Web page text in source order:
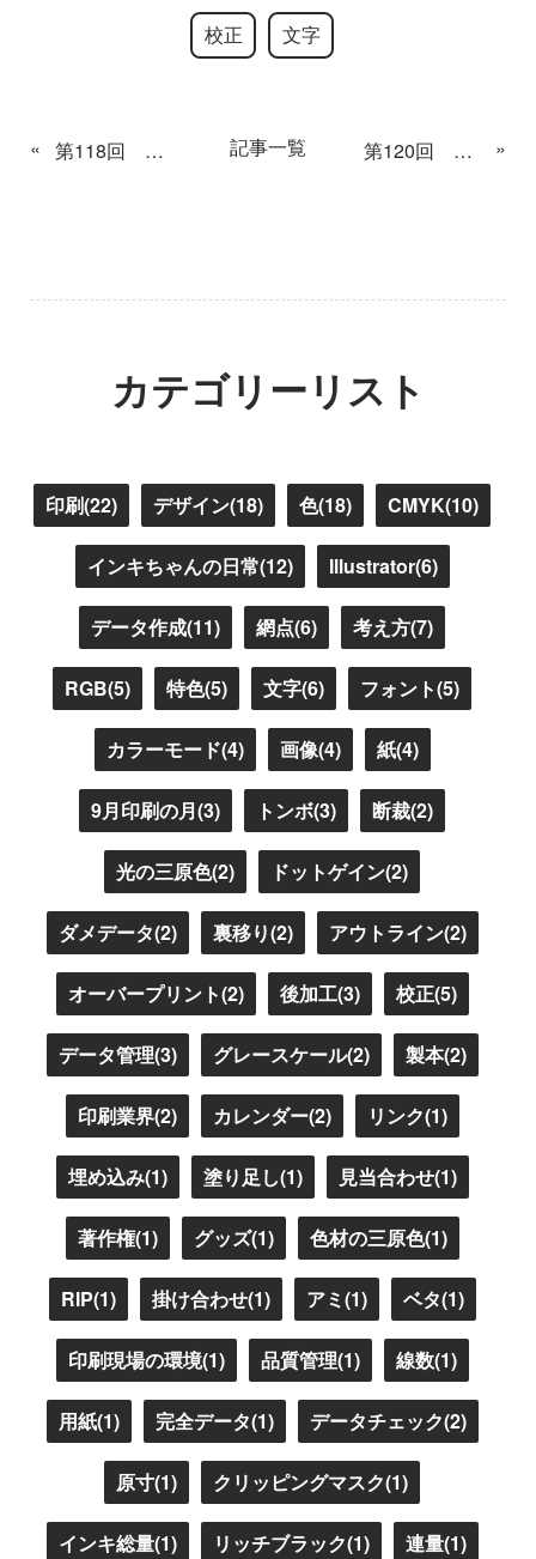
校正 文字
« 第118回 名探偵Kリターンズ 記事一覧 第120回 犯人はYくん?! »
カテゴリーリスト
印刷(22) デザイン(18) 色(18) CMYK(10)
インキちゃんの日常(12) Illustrator(6)
データ作成(11) 網点(6) 考え方(7)
RGB(5) 特色(5) 文字(6) フォント(5)
カラーモード(4) 画像(4) 紙(4)
9月印刷の月(3) トンボ(3) 断裁(2)
光の三原色(2) ドットゲイン(2)
ダメデータ(2) 裏移り(2) アウトライン(2)
オーバープリント(2) 後加工(3) 校正(5)
データ管理(3) グレースケール(2) 製本(2)
印刷業界(2) カレンダー(2) リンク(1)
埋め込み(1) 塗り足し(1) 見当合わせ(1)
著作権(1) グッズ(1) 色材の三原色(1)
RIP(1) 掛け合わせ(1) アミ(1) ベタ(1)
印刷現場の環境(1) 品質管理(1) 線数(1)
用紙(1) 完全データ(1) データチェック(2)
原寸(1) クリッピングマスク(1)
インキ総量(1) リッチブラック(1) 連量(1)